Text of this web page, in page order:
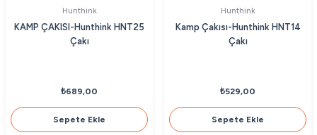
Hunthink
KAMP ÇAKISI-Hunthink HNT25
Çakı
₺689,00
Sepete Ekle
Hunthink
Kamp Çakısı-Hunthink HNT14
Çakı
₺529,00
Sepete Ekle